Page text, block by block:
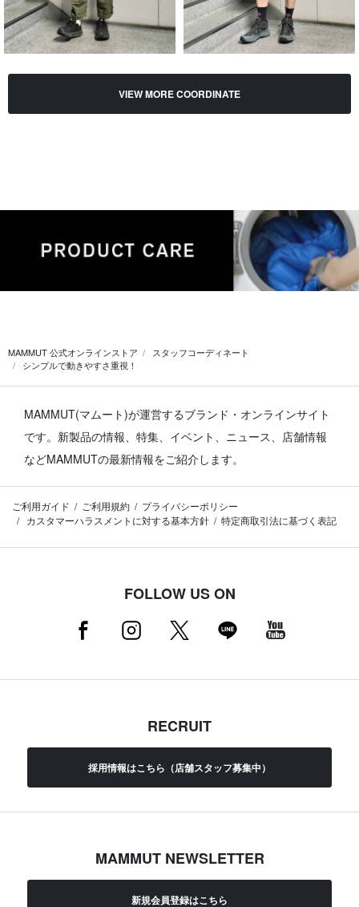
VIEW MORE COORDINATE
MAMMUT 公式オンラインストア
スタッフコーディネート
シンプルで動きやすさ重視！
MAMMUT(マムート)が運営するブランド・オンラインサイト
です。 新製品の情報、特集、イベント、ニュース、店舗情報
などMAMMUTの最新情報をご紹介します。
ご利用ガイド ご利用規約
プライバシーポリシー
カスタマーハラスメントに対する基本方針
特定商取引法に基づく表記
FOLLOW US ON
RECRUIT
採用情報はこちら（店舗スタッフ募集中）
MAMMUT NEWSLETTER
新規会員登録はこちら